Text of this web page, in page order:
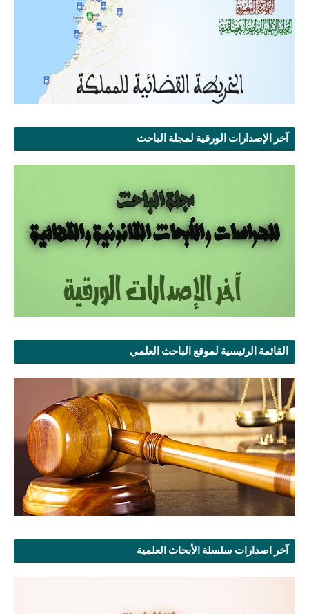
آخر الإصدارات الورقية لمجلة الباحث
القائمة الرئيسية لموقع الباحث العلمي
آخر اصدارات سلسلة الأبحاث العلمية